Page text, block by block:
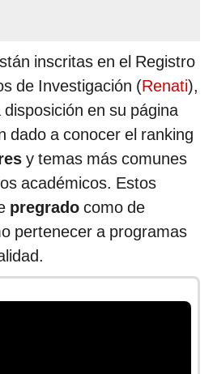
inscritas en el Registro
de Investigación (Renati),
en su página
dado a conocer el ranking
y temas más comunes
académicos. Estos
pregrado como de
pertenecer a programas